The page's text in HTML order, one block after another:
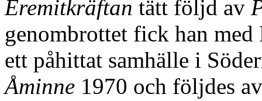
Eremitkräftan tätt följd av
genombrottet fick han
ett påhittat samhälle i
Åminne 1970 och följdes